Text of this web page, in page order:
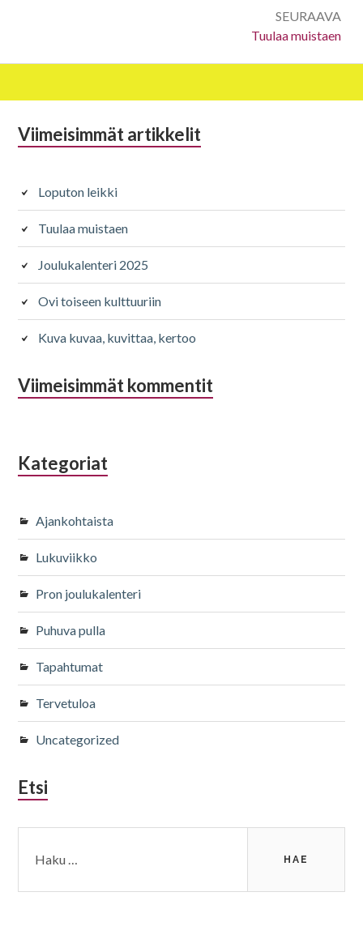
SEURAAVA
Seuraava:
Tuulaa muistaen
Alapalkin
Viimeisimmät artikkelit
Loputon leikki
Tuulaa muistaen
Joulukalenteri 2025
Ovi toiseen kulttuuriin
Kuva kuvaa, kuvittaa, kertoo
Viimeisimmät kommentit
Kategoriat
Ajankohtaista
Lukuviikko
Pron joulukalenteri
Puhuva pulla
Tapahtumat
Tervetuloa
Uncategorized
Etsi